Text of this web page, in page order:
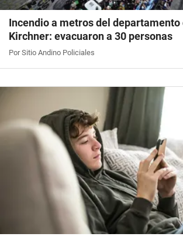
Incendio a metros del departamento
Kirchner: evacuaron a 30 personas
Por Sitio Andino Policiales